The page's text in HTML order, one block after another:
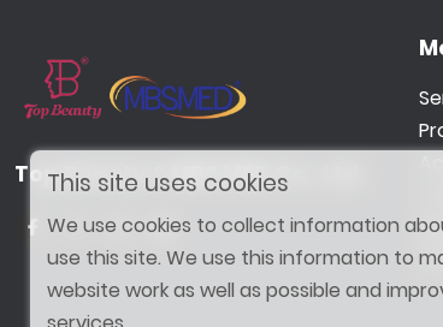
Top Beauty & MBS MED Co., Ltd.
This site uses cookies
We use cookies to collect information
use this site. We use this information to
website work as well as possible and